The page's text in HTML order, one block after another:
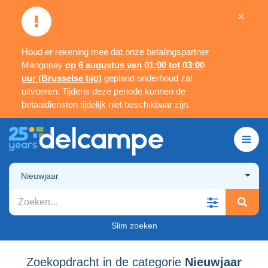
Houd er rekening mee dat onze betalingspartner
Mangopay op 6 augustus van 01:00 tot 03:00
uur (Brusselse tijd) gepland onderhoud zal
uitvoeren. Tijdens deze periode kunnen de
betaaldiensten tijdelijk niet beschikbaar zijn.
×
Nieuwjaar
Slim zoeken
Zoekopdracht in de categorie Nieuwjaar